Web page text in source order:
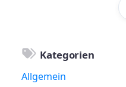
Kategorien
Allgemein